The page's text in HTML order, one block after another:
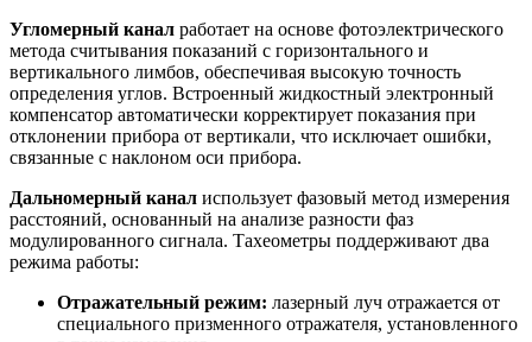
Угломерный канал работает на основе фотоэлектрического
метода считывания показаний с горизонтального и
вертикального лимбов, обеспечивая высокую точность
определения углов. Встроенный жидкостный электронный
компенсатор автоматически корректирует показания при
отклонении прибора от вертикали, что исключает ошибки,
связанные с наклоном оси прибора.
Дальномерный канал использует фазовый метод измерения
расстояний, основанный на анализе разности фаз
модулированного сигнала. Тахеометры поддерживают два
режима работы:
Отражательный режим: лазерный луч отражается от
специального призменного отражателя, установленного